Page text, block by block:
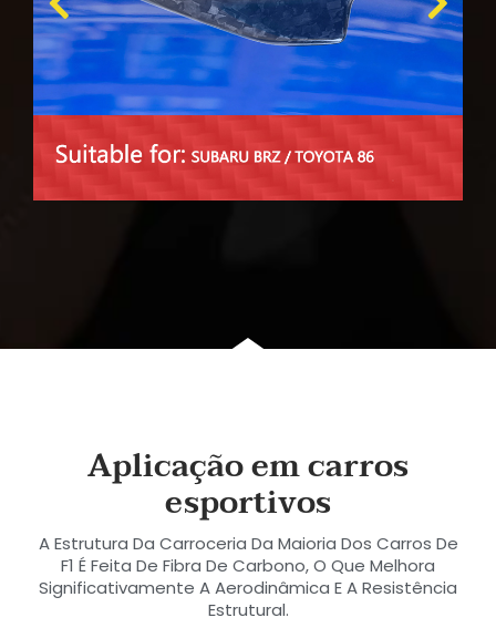
Aplicação em carros
esportivos
A Estrutura Da Carroceria Da Maioria Dos Carros De
F1 É Feita De Fibra De Carbono, O Que Melhora
Significativamente A Aerodinâmica E A Resistência
Estrutural.